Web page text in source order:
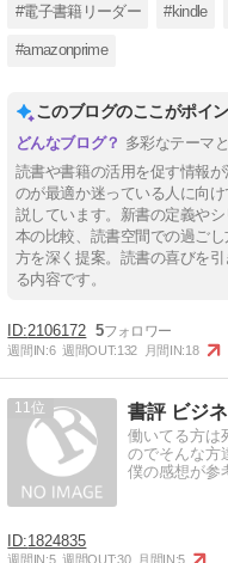
#電子書籍リーダー #kindle
#amazonprime
このブログのここがポイ
多彩なテーマ
読書や書籍の活用を促す情報
のが最適か迷っている人に向
説しています。新書の定義や
本の比較、読書空間での過ご
方を深く提案。読書の喜びを
る内容です。
2106172 5
週間IN:6 週間OUT:132 月間IN:18
11
働いてる方は
のでそんな方
僕の感想が参
1824835
週間IN:5 週間OUT:30 月間IN:5